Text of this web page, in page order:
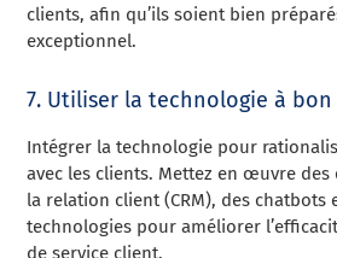
clients, afin qu’ils soient bien
exceptionnel.
7. Utiliser la technologie à
Intégrer la technologie pour
avec les clients. Mettez en œuvre
la relation client (CRM), des chatbots
technologies pour améliorer
de service client.